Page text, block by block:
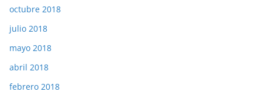
octubre 2018
julio 2018
mayo 2018
abril 2018
febrero 2018